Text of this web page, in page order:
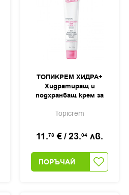
ТОПИКРЕМ ХИДРА+
Хидратиращ и
подхранващ крем за
Topicrem
11.78 €/23.04 лв.
ПОРЪЧАЙ